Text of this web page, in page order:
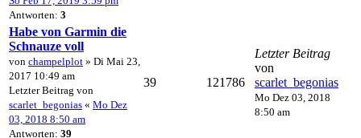
Antworten: 3
Habe von Garmin die
Schnauze voll
von champelplot » Di Mai 23,
2017 10:49 am
Letzter Beitrag von
scarlet_begonias « Mo Dez
03, 2018 8:50 am
Antworten: 39
39 121786
Letzter Beitrag
von
scarlet_begonias
Mo Dez 03, 2018
8:50 am